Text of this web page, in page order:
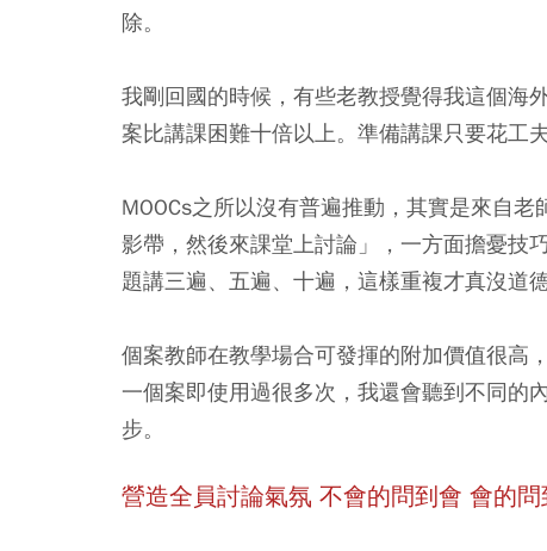
除。
我剛回國的時候，有些老教授覺得我這個海
案比講課困難十倍以上。準備講課只要花工
MOOCs之所以沒有普遍推動，其實是來自
影帶，然後來課堂上討論」，一方面擔憂技
題講三遍、五遍、十遍，這樣重複才真沒道德
個案教師在教學場合可發揮的附加價值很高
一個案即使用過很多次，我還會聽到不同的
步。
營造全員討論氣氛 不會的問到會 會的問